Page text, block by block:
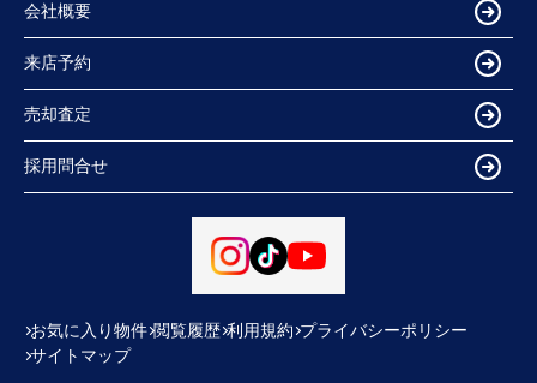
会社概要
来店予約
売却査定
採用問合せ
お気に入り物件 閲覧履歴 利用規約 プライバシーポリシー
サイトマップ